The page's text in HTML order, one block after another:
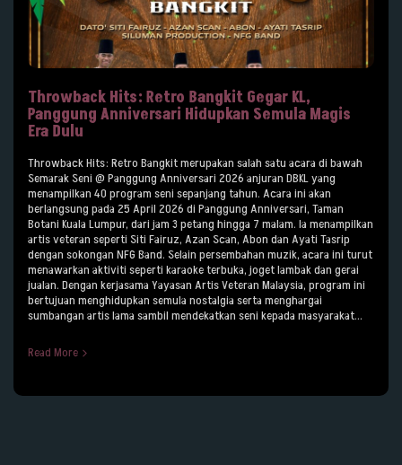
Throwback Hits: Retro Bangkit Gegar KL,
Panggung Anniversari Hidupkan Semula Magis
Era Dulu
Throwback Hits: Retro Bangkit merupakan salah satu acara di bawah
Semarak Seni @ Panggung Anniversari 2026 anjuran DBKL yang
menampilkan 40 program seni sepanjang tahun. Acara ini akan
berlangsung pada 25 April 2026 di Panggung Anniversari, Taman
Botani Kuala Lumpur, dari jam 3 petang hingga 7 malam. Ia menampilkan
artis veteran seperti Siti Fairuz, Azan Scan, Abon dan Ayati Tasrip
dengan sokongan NFG Band. Selain persembahan muzik, acara ini turut
menawarkan aktiviti seperti karaoke terbuka, joget lambak dan gerai
jualan. Dengan kerjasama Yayasan Artis Veteran Malaysia, program ini
bertujuan menghidupkan semula nostalgia serta menghargai
sumbangan artis lama sambil mendekatkan seni kepada masyarakat...
Read More